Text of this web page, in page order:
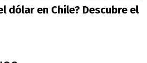
dólar en Chile? Descubre el